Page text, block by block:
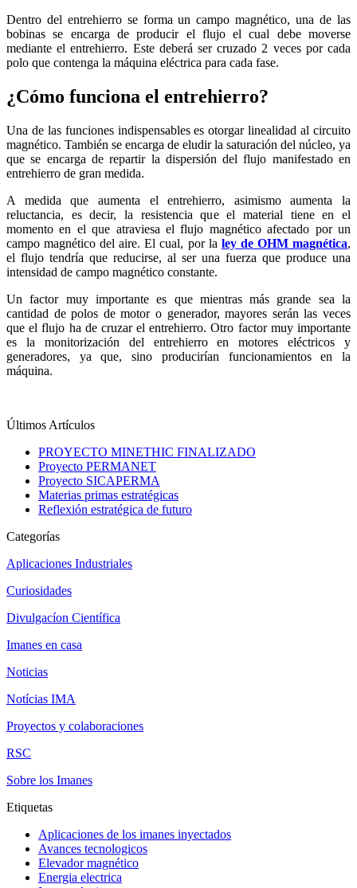
Dentro del entrehierro se forma un campo magnético, una de las
bobinas se encarga de producir el flujo el cual debe moverse
mediante el entrehierro. Este deberá ser cruzado 2 veces por cada
polo que contenga la máquina eléctrica para cada fase.
¿Cómo funciona el entrehierro?
Una de las funciones indispensables es otorgar linealidad al circuito
magnético. También se encarga de eludir la saturación del núcleo, ya
que se encarga de repartir la dispersión del flujo manifestado en
entrehierro de gran medida.
A medida que aumenta el entrehierro, asimismo aumenta la
reluctancia, es decir, la resistencia que el material tiene en el
momento en el que atraviesa el flujo magnético afectado por un
campo magnético del aire. El cual, por la ley de OHM magnética,
el flujo tendría que reducirse, al ser una fuerza que produce una
intensidad de campo magnético constante.
Un factor muy importante es que mientras más grande sea la
cantidad de polos de motor o generador, mayores serán las veces
que el flujo ha de cruzar el entrehierro. Otro factor muy importante
es la monitorización del entrehierro en motores eléctricos y
generadores, ya que, sino producirían funcionamientos en la
máquina.
Últimos Artículos
PROYECTO MINETHIC FINALIZADO
Proyecto PERMANET
Proyecto SICAPERMA
Materias primas estratégicas
Reflexión estratégica de futuro
Categorías
Aplicaciones Industriales
Curiosidades
Divulgacíon Científica
Imanes en casa
Noticias
Notícias IMA
Proyectos y colaboraciones
RSC
Sobre los Imanes
Etiquetas
Aplicaciones de los imanes inyectados
Avances tecnologicos
Elevador magnético
Energia electrica